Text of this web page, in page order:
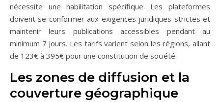
nécessite une habilitation spécifique. Les plateformes
doivent se conformer aux exigences juridiques strictes et
maintenir leurs publications accessibles pendant au
minimum 7 jours. Les tarifs varient selon les régions, allant
de 123€ à 395€ pour une constitution de société.
Les zones de diffusion et la
couverture géographique